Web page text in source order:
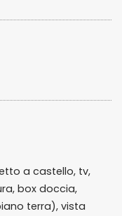
a castello, tv,
box doccia,
terra), vista